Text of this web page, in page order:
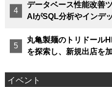
データベース性能改善
AIがSQL分析やインデ
丸亀製麺のトリドール
を探索し、新規出店を
イベント